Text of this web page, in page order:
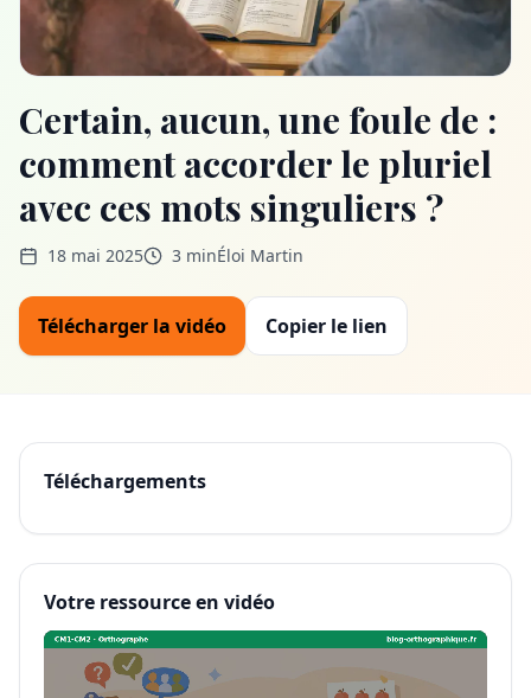
Certain, aucun, une foule de :
comment accorder le pluriel
avec ces mots singuliers ?
18 mai 2025 3 minÉloi Martin
Télécharger la vidéo Copier le lien
Téléchargements
Votre ressource en vidéo